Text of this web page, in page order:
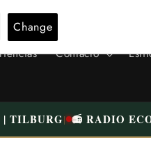
WESTERMARKT |
Contacto
| TILBURG| 📻 RADIO